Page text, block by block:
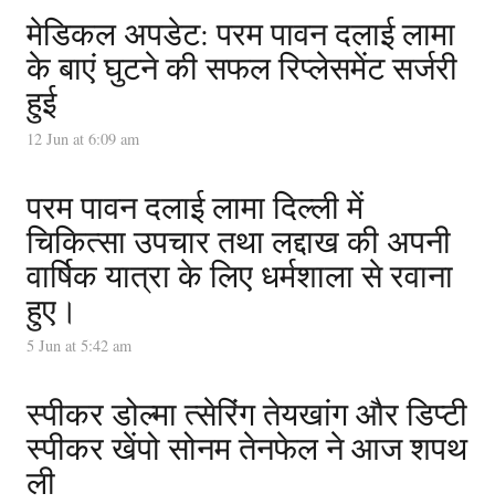
मेडिकल अपडेट: परम पावन दलाई लामा
के बाएं घुटने की सफल रिप्लेसमेंट सर्जरी
हुई
12 Jun at 6:09 am
परम पावन दलाई लामा दिल्ली में
चिकित्सा उपचार तथा लद्दाख की अपनी
वार्षिक यात्रा के लिए धर्मशाला से रवाना
हुए।
5 Jun at 5:42 am
स्पीकर डोल्मा त्सेरिंग तेयखांग और डिप्टी
स्पीकर खेंपो सोनम तेनफेल ने आज शपथ
ली